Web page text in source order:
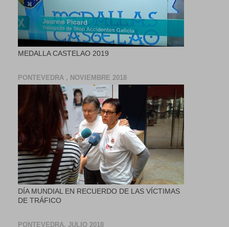
MEDALLA CASTELAO 2019
PONTEVEDRA , NOVIEMBRE 2018
DÍA MUNDIAL EN RECUERDO DE LAS VÍCTIMAS
DE TRÁFICO
PONTEVEDRA, JULIO 2018